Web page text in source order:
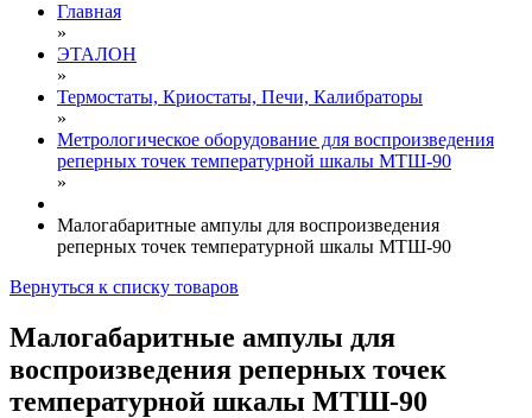
Главная
»
ЭТАЛОН
»
Термостаты, Криостаты, Печи, Калибраторы
»
Метрологическое оборудование для воспроизведения
реперных точек температурной шкалы МТШ-90
»
Малогабаритные ампулы для воспроизведения
реперных точек температурной шкалы МТШ-90
Вернуться к списку товаров
Малогабаритные ампулы для
воспроизведения реперных точек
температурной шкалы МТШ-90